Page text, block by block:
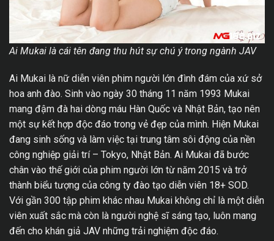
Ai Mukai là cái tên đang thu hút sự chú ý trong ngành JAV
Ai Mukai là nữ diễn viên phim người lớn đình đám của xứ sở
hoa anh đào. Sinh vào ngày 30 tháng 11 năm 1993 Mukai
mang đậm đà hai dòng máu Hàn Quốc và Nhật Bản, tạo nên
một sự kết hợp độc đáo trong vẻ đẹp của mình. Hiện Mukai
đang sinh sống và làm việc tại trung tâm sôi động của nền
công nghiệp giải trí – Tokyo, Nhật Bản. Ai Mukai đã bước
chân vào thế giới của phim người lớn từ năm 2015 và trở
thành biểu tượng của công ty đào tạo diễn viên 18+ SOD.
Với gần 300 tập phim khác nhau Mukai không chỉ là một diễn
viên xuất sắc mà còn là người nghệ sĩ sáng tạo, luôn mang
đến cho khán giả JAV những trải nghiệm độc đáo.